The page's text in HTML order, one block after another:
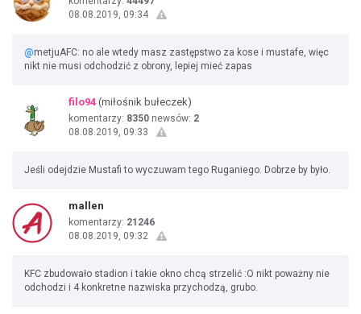
08.08.2019, 09:34
@metjuAFC: no ale wtedy masz zastępstwo za kose i mustafe, więc
nikt nie musi odchodzić z obrony, lepiej mieć zapas
filo94 (miłośnik bułeczek)
komentarzy: 8350 newsów: 2
08.08.2019, 09:33
Jeśli odejdzie Mustafi to wyczuwam tego Ruganiego. Dobrze by było.
mallen
komentarzy: 21246
08.08.2019, 09:32
KFC zbudowało stadion i takie okno chcą strzelić :O nikt poważny nie
odchodzi i 4 konkretne nazwiska przychodzą, grubo.